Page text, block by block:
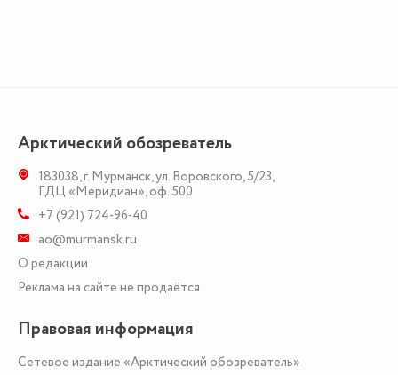
Арктический обозреватель
183038,г. Мурманск,ул. Воровского, 5/23,
ГДЦ «Меридиан», оф. 500
+7 (921) 724-96-40
ao@murmansk.ru
О редакции
Реклама на сайте не продаётся
Правовая информация
Сетевое издание «Арктический обозреватель»